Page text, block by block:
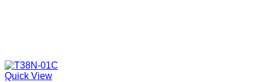
Quick View